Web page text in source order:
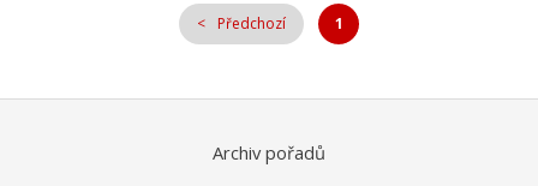
Předchozí 1
Archiv pořadů